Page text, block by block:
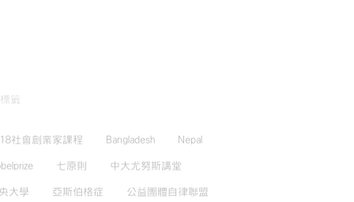
籤
社會創業家課程 Bangladesh Nepal
七原則 中大尤努斯講堂
大學 亞斯伯格症 公益團體自律聯盟